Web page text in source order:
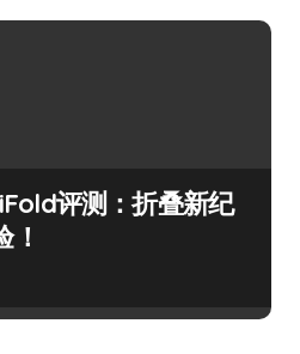
评测：折叠新纪